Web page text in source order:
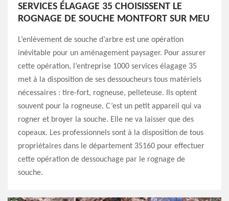
SERVICES ÉLAGAGE 35 CHOISISSENT LE
ROGNAGE DE SOUCHE MONTFORT SUR MEU
L’enlèvement de souche d’arbre est une opération
inévitable pour un aménagement paysager. Pour assurer
cette opération, l’entreprise 1000 services élagage 35
met à la disposition de ses dessoucheurs tous matériels
nécessaires : tire-fort, rogneuse, pelleteuse. Ils optent
souvent pour la rogneuse. C’est un petit appareil qui va
rogner et broyer la souche. Elle ne va laisser que des
copeaux. Les professionnels sont à la disposition de tous
propriétaires dans le département 35160 pour effectuer
cette opération de dessouchage par le rognage de
souche.